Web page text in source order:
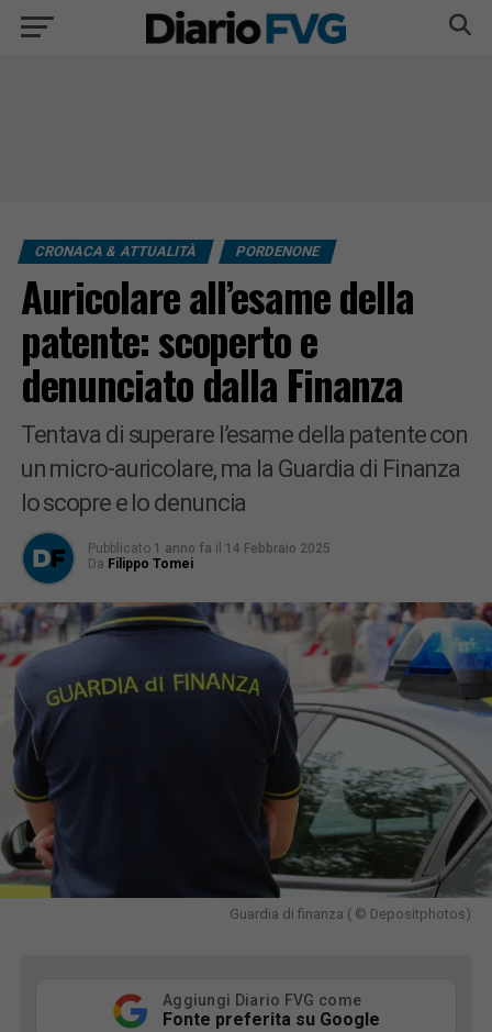
CRONACA & ATTUALITÀ PORDENONE
Auricolare all’esame della
patente: scoperto e
denunciato dalla Finanza
Tentava di superare l’esame della patente con
un micro-auricolare, ma la Guardia di Finanza
lo scopre e lo denuncia
Pubblicato 1 anno fa il 14 Febbraio 2025
Da Filippo Tomei
Guardia di finanza ( © Depositphotos)
Aggiungi Diario FVG come
Fonte preferita su Google